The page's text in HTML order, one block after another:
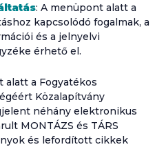
: A menüpont alatt a
kapcsolódó fogalmak, a
és a jelnyelvi
érhető el.
alatt a Fogyatékos
Közalapítvány
néhány elektronikus
MONTÁZS és TÁRS
és lefordított cikkek